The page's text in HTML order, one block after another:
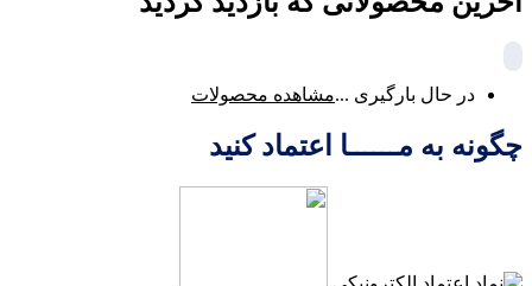
در حال بارگیری ...مشاهده محصولات
چگونه به مــــــا اعتماد کنید